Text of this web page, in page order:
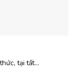
tại tất...